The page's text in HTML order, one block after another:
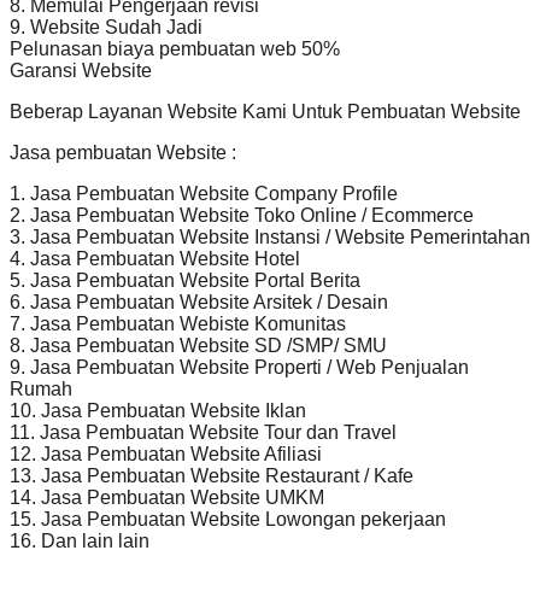
8. Memulai Pengerjaan revisi
9. Website Sudah Jadi
Pelunasan biaya pembuatan web 50%
Garansi Website
Beberap Layanan Website Kami Untuk Pembuatan Website
Jasa pembuatan Website :
1. Jasa Pembuatan Website Company Profile
2. Jasa Pembuatan Website Toko Online / Ecommerce
3. Jasa Pembuatan Website Instansi / Website Pemerintahan
4. Jasa Pembuatan Website Hotel
5. Jasa Pembuatan Website Portal Berita
6. Jasa Pembuatan Website Arsitek / Desain
7. Jasa Pembuatan Webiste Komunitas
8. Jasa Pembuatan Website SD /SMP/ SMU
9. Jasa Pembuatan Website Properti / Web Penjualan
Rumah
10. Jasa Pembuatan Website Iklan
11. Jasa Pembuatan Website Tour dan Travel
12. Jasa Pembuatan Website Afiliasi
13. Jasa Pembuatan Website Restaurant / Kafe
14. Jasa Pembuatan Website UMKM
15. Jasa Pembuatan Website Lowongan pekerjaan
16. Dan lain lain